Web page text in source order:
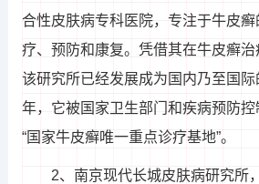
合性皮肤病专科医院，专注于牛皮
疗、预防和康复。凭借其在牛皮癣治
该研究所已经发展成为国内乃至国
年，它被国家卫生部门和疾病预防
“国家牛皮癣唯一重点诊疗基地”。
2、南京现代长城皮肤病研究所